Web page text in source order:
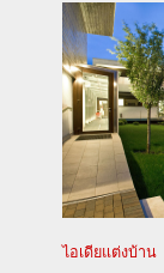
ไอเดียแต่งบ้าน